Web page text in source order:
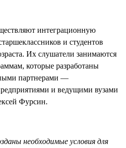
интеграционную
и студентов
Их слушатели занимаются
которые разработаны
партнерами —
и ведущими вузами
Фурсин.
необходимые условия для